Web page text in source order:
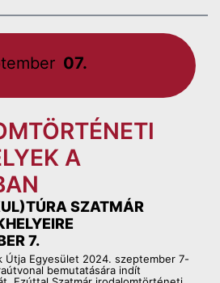
07.
A
SZATMÁR
7.
Útja Egyesület 2024. szeptember 7-
bemutatására indít